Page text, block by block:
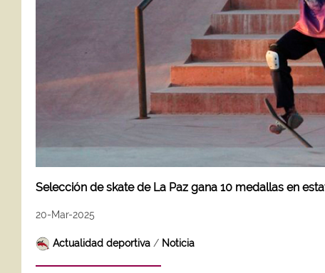
Selección de skate de La Paz gana 10 medallas en
20-Mar-2025
Actualidad deportiva / Noticia